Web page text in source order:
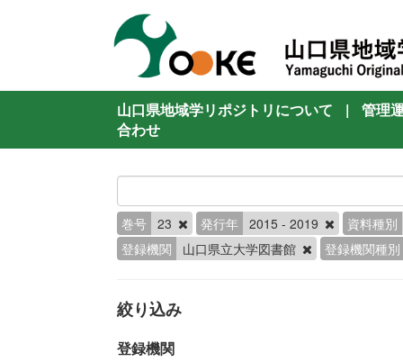
山口県地域学リポジトリについて |
管理
合わせ
巻号 23 発行年 2015 - 2019
資料種別
登録機関
山口県立大学図書館 登録機関種別
絞り込み
登録機関